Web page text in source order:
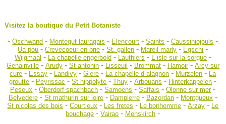
Visitez la boutique du Petit Botaniste
-Oschwand - Montegut lauragais - Elencourt -Saints -Caussiniojouls -
Ua pou -Crevecoeur en brie -St. gallen - Mareil marly - Egschi -
Wijgmaal - La chapelle engerbold- Lauthiers - L isle sur la sorgue-
Genainville- Arudy- St antonin- Lisseuil - Brommat- Hamoir- Arcy sur
cure - Essay - Landivy -Glere - La chapelle d alagnon - Murzelen - La
groutte - Peyrissac -St hippolyte -Thuy -Arbouans - Hinterkappelen -
Peseux -Oberdorf spachbach -Samoens -Saffais -Olonne sur mer-
Belvedere- St mathurin sur loire- Dampierre- Bazordan- Montgueux -
St nicolas des bois -Courtieux - Les fretes - Le bonhomme -Arzay - Le
bouchage -Vairao - Menskirch -